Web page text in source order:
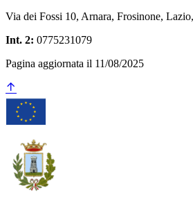
Via dei Fossi 10, Arnara, Frosinone,
Int. 2: 0775231079
Pagina aggiornata il 11/08/2025